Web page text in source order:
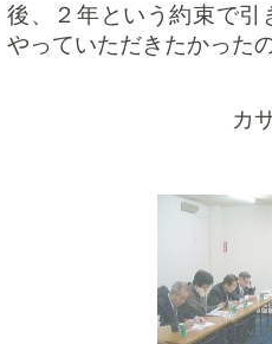
後、２年という約束で
やっていただきたかった
カ